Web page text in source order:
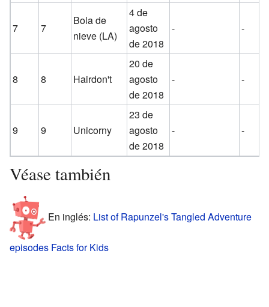
7 7
Bola de
nieve (LA)
4 de
agosto
de 2018
- -
8 8 Hairdon't
20 de
agosto
de 2018
- -
9 9 Unicorny
23 de
agosto
de 2018
- -
Véase también
En inglés: List of Rapunzel's Tangled Adventure
episodes Facts for Kids